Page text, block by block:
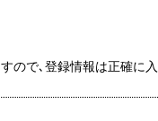
ので､登録情報は正確に